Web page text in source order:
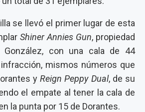
se llevó el primer lugar de esta
Shiner Annies Gun, propiedad
González, con una cala de 44
mismos números que
y Reign Peppy Dual, de su
el empate al tener la cala de
la punta por 15 de Dorantes.